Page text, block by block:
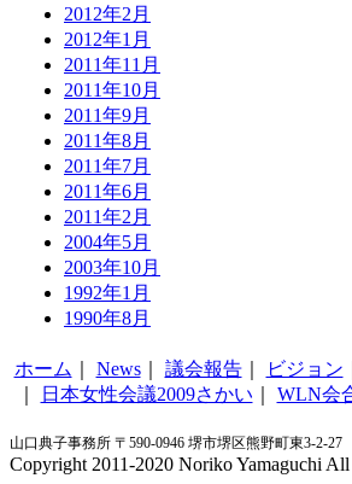
2012年2月
2012年1月
2011年11月
2011年10月
2011年9月
2011年8月
2011年7月
2011年6月
2011年2月
2004年5月
2003年10月
1992年1月
1990年8月
ホーム News｜ 議会報告｜ ビジョン
日本女性会議2009さかい WLN会
山口典子事務所 〒590-0946 堺市堺区熊野町東3-2-
Copyright 2011-2020 Noriko Yamaguchi All